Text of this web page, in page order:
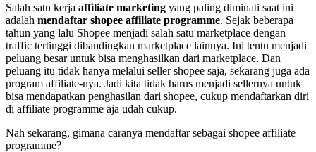
Salah satu kerja affiliate marketing yang paling diminati saat ini
adalah mendaftar shopee affiliate programme. Sejak beberapa
tahun yang lalu Shopee menjadi salah satu marketplace dengan
traffic tertinggi dibandingkan marketplace lainnya. Ini tentu menjadi
peluang besar untuk bisa menghasilkan dari marketplace. Dan
peluang itu tidak hanya melalui seller shopee saja, sekarang juga ada
program affiliate-nya. Jadi kita tidak harus menjadi sellernya untuk
bisa mendapatkan penghasilan dari shopee, cukup mendaftarkan diri
di affiliate programme aja udah cukup.
Nah sekarang, gimana caranya mendaftar sebagai shopee affiliate
programme?